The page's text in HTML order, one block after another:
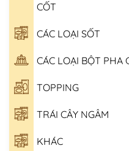
CỐT
CÁC LOẠI SỐT
CÁC LOẠI BỘT PHA
TOPPING
TRÁI CÂY NGÂM
KHÁC